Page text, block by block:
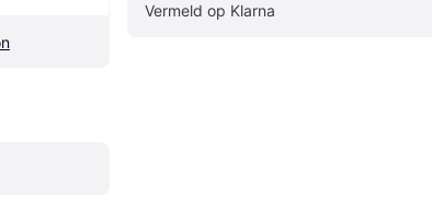
Vermeld op Klarna